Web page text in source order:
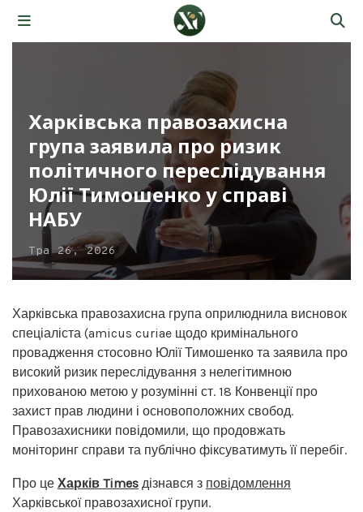
Харківська правозахисна
група заявила про ризик
політичного переслідування
Юлії Тимошенко у справі
НАБУ
Тра 26, 2026
Харківська правозахисна група оприлюднила висновок
спеціаліста (amicus curiae щодо кримінального
провадження стосовно Юлії Тимошенко та заявила про
високий ризик переслідування з нелегітимною
прихованою метою у розумінні ст. 18 Конвенції про
захист прав людини і основоположних свобод.
Правозахисники повідомили, що продовжать
моніторинг справи та публічно фіксуватимуть її перебіг.
Про це Харків Times дізнався з повідомлення
Харківської правозахисної групи.